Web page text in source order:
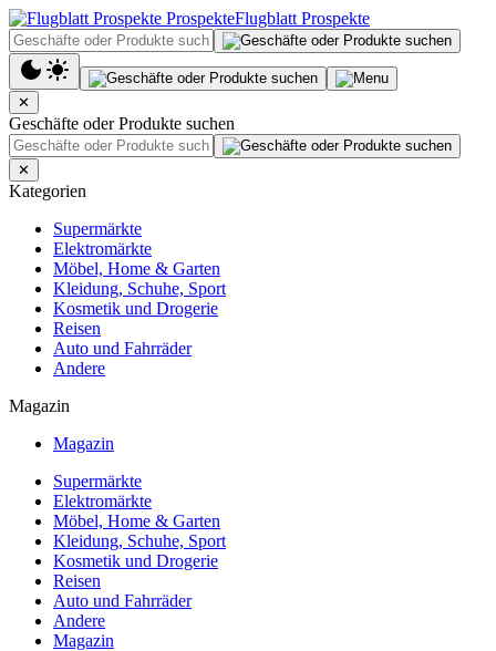
Flugblatt Prospekte
✕
Geschäfte oder Produkte suchen
✕
Kategorien
Supermärkte
Elektromärkte
Möbel, Home & Garten
Kleidung, Schuhe, Sport
Kosmetik und Drogerie
Reisen
Auto und Fahrräder
Andere
Magazin
Magazin
Supermärkte
Elektromärkte
Möbel, Home & Garten
Kleidung, Schuhe, Sport
Kosmetik und Drogerie
Reisen
Auto und Fahrräder
Andere
Magazin